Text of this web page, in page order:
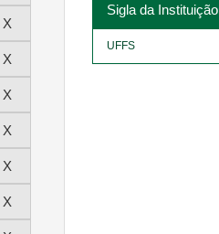
Sigla da Instituição
UFFS